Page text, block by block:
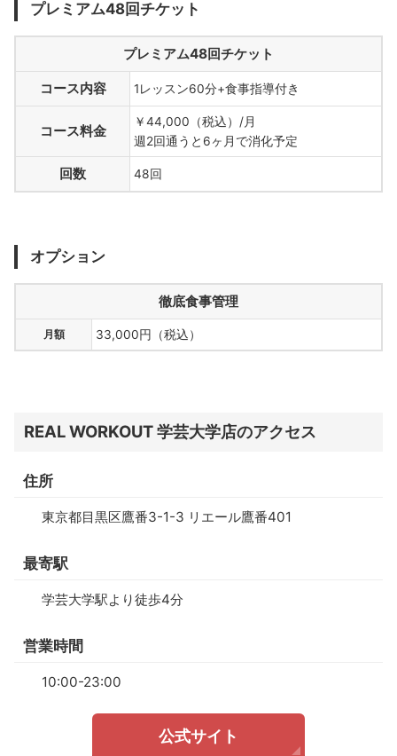
プレミアム48回チケット
プレミアム48回チケット
コース内容 1レッスン60分+食事指導付き
コース料金
￥44,000（税込）/月
週2回通うと6ヶ月で消化予定
回数 48回
オプション
徹底食事管理
月額 33,000円（税込）
REAL WORKOUT ​​学芸大学店のアクセス
住所
東京都目黒区鷹番3-1-3 リエール鷹番401
最寄駅
学芸大学駅より徒歩4分
営業時間
10:00-23:00
公式サイト